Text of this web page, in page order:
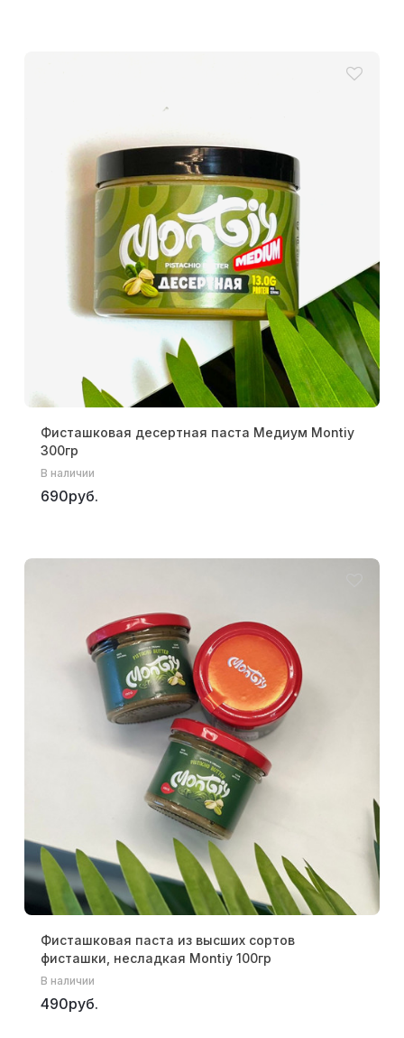
Фисташковая десертная паста Медиум Montiy
300гр
В наличии
690руб.
Фисташковая паста из высших сортов
фисташки, несладкая Montiy 100гр
В наличии
490руб.